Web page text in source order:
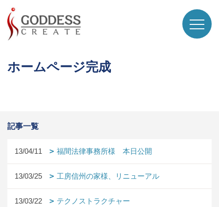
ホームページ完成
記事一覧
13/04/11 福間法律事務所様 本日公開
13/03/25 工房信州の家様、リニューアル
13/03/22 テクノストラクチャー